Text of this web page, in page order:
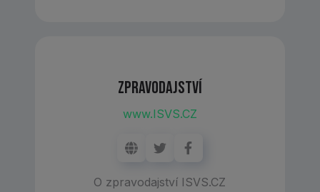
Zpravodajství
www.ISVS.CZ
O zpravodajství ISVS.CZ